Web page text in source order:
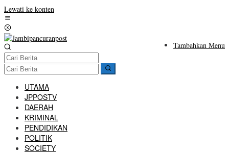
Lewati ke konten
Tambahkan Menu
UTAMA
JPPOSTV
DAERAH
KRIMINAL
PENDIDIKAN
POLITIK
SOCIETY